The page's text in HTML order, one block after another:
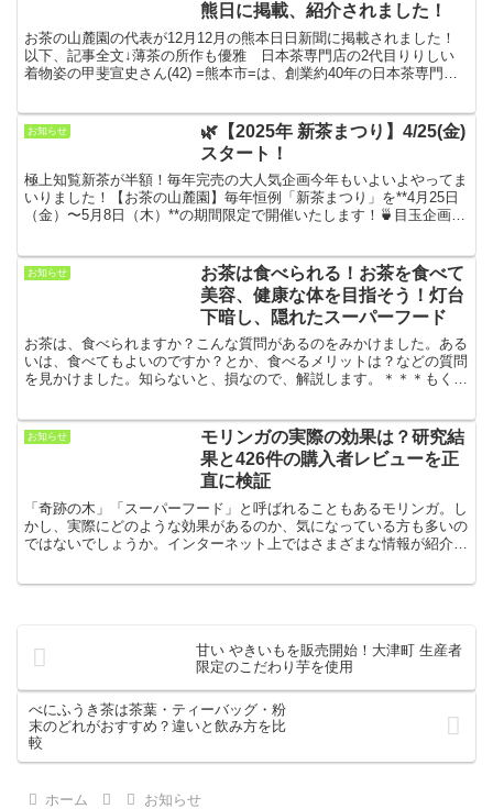
熊日に掲載、紹介されました！
お茶の山麓園の代表が12月12月の熊本日日新聞に掲載されました！
以下、記事全文↓薄茶の所作も優雅 日本茶専門店の2代目りりしい
着物姿の甲斐宣史さん(42) =熊本市=は、創業約40年の日本茶専門店
お知らせ
🌿【2025年 新茶まつり】4/25(金)
スタート！
極上知覧新茶が半額！毎年完売の大人気企画今年もいよいよやってま
いりました！【お茶の山麓園】毎年恒例「新茶まつり」を**4月25日
（金）〜5月8日（木）**の期間限定で開催いたします！🍵目玉企画：
お知らせ
お茶は食べられる！お茶を食べて
美容、健康な体を目指そう！灯台
下暗し、隠れたスーパーフード
お茶は、食べられますか？こんな質問があるのをみかけました。ある
いは、食べてもよいのですか？とか、食べるメリットは？などの質問
を見かけました。知らないと、損なので、解説します。＊＊＊もくじ
お知らせ
モリンガの実際の効果は？研究結
果と426件の購入者レビューを正
直に検証
「奇跡の木」「スーパーフード」と呼ばれることもあるモリンガ。し
かし、実際にどのような効果があるのか、気になっている方も多いの
ではないでしょうか。インターネット上ではさまざまな情報が紹介さ
甘い やきいもを販売開始！大津町 生産者
限定のこだわり芋を使用
べにふうき茶は茶葉・ティーバッグ・粉
末のどれがおすすめ？違いと飲み方を比
較
ホーム お知らせ